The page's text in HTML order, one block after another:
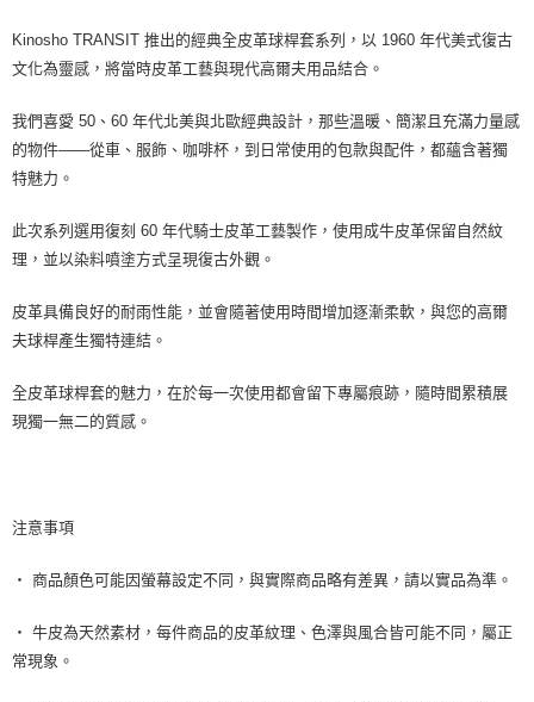
Kinosho TRANSIT 推出的經典全皮革球桿套系列，以 1960 年代美式復古
文化為靈感，將當時皮革工藝與現代高爾夫用品結合。
我們喜愛 50、60 年代北美與北歐經典設計，那些溫暖、簡潔且充滿力量感
的物件——從車、服飾、咖啡杯，到日常使用的包款與配件，都蘊含著獨
特魅力。
此次系列選用復刻 60 年代騎士皮革工藝製作，使用成牛皮革保留自然紋
理，並以染料噴塗方式呈現復古外觀。
皮革具備良好的耐雨性能，並會隨著使用時間增加逐漸柔軟，與您的高爾
夫球桿產生獨特連結。
全皮革球桿套的魅力，在於每一次使用都會留下專屬痕跡，隨時間累積展
現獨一無二的質感。
注意事項
‧ 商品顏色可能因螢幕設定不同，與實際商品略有差異，請以實品為準。
‧ 牛皮為天然素材，每件商品的皮革紋理、色澤與風合皆可能不同，屬正
常現象。